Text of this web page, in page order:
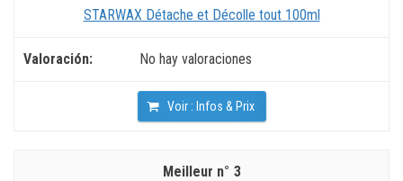
STARWAX Détache et Décolle tout 100ml
No hay valoraciones
Voir : Infos & Prix
3